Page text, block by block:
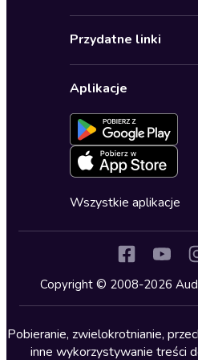
Biznes, marketing, ekonomia
Dla młodzieży
Kryminały
Lektury szkolne
Literatura anglojęzyczna
Ustawienia
Formularz zgłaszania
Deklaracja dostępności
Karnety
Oferta dla firm i bibliotek
Przydatne linki
Dołącz do newslettera
Blog
Zapowiedzi
Cykle audiobooków
Aplikacje
Wszystkie aplikacje
Copyright © 2008-2026
Pobieranie, zwielokrotnianie,
inne wykorzystywanie treści